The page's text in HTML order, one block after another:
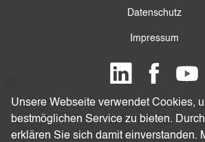
Datenschutz
Impressum
LinkedInFacebook
© 2026 Omni Ray AG. Alle Rechte
Unsere Webseite verwendet Cookies,
bestmöglichen Service zu bieten.
erklären Sie sich damit einverstanden.